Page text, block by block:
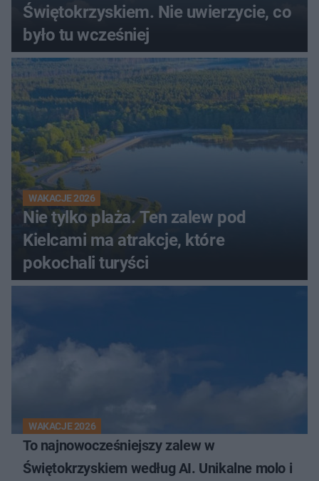
Świętokrzyskiem. Nie uwierzycie, co
było tu wcześniej
WAKACJE 2026
Nie tylko plaża. Ten zalew pod
Kielcami ma atrakcje, które
pokochali turyści
WAKACJE 2026
To najnowocześniejszy zalew w
Świętokrzyskiem według AI. Unikalne molo i